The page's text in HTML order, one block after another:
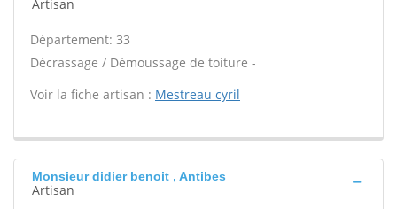
Artisan
Département: 33
Décrassage / Démoussage de toiture -
Voir la fiche artisan : Mestreau cyril
Monsieur didier benoit , Antibes
Artisan